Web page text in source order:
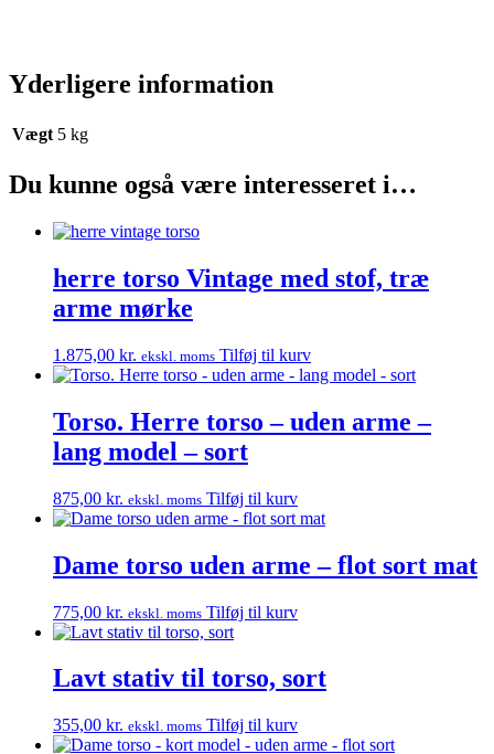
Yderligere information
Vægt 5 kg
Du kunne også være interesseret i…
herre torso Vintage med stof, træ
arme mørke
1.875,00 kr. ekskl. moms Tilføj til kurv
Torso. Herre torso – uden arme –
lang model – sort
875,00 kr. ekskl. moms Tilføj til kurv
Dame torso uden arme – flot sort mat
775,00 kr. ekskl. moms Tilføj til kurv
Lavt stativ til torso, sort
355,00 kr. ekskl. moms Tilføj til kurv